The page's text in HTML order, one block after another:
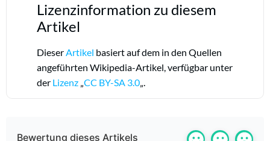
Lizenzinformation zu diesem
Artikel
DieserArtikel basiert auf dem in den Quellen
angeführten Wikipedia-Artikel, verfügbar unter
der Lizenz „CC BY-SA 3.0„.
Bewertung dieses Artikels